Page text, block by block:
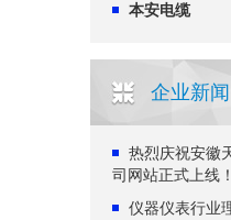
本安电缆
企业新闻
热烈庆祝安徽
司网站正式上线！
仪器仪表行业